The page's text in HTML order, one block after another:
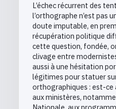
L’échec récurrent des
l’orthographe n’est pas
doute imputable, en
récupération politique
cette question, fondée,
clivage entre
aussi à une hésitation
légitimes pour statuer
orthographiques : est-ce
aux ministères,